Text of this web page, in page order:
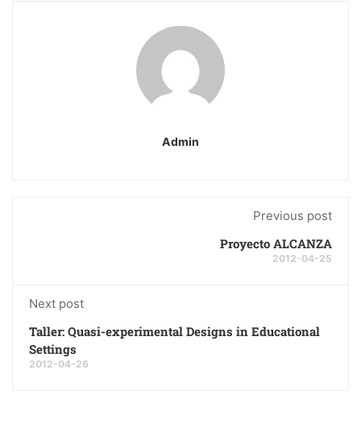
Admin
Previous post
Proyecto ALCANZA
2012-04-25
Next post
Taller: Quasi-experimental Designs in Educational
Settings
2012-04-26